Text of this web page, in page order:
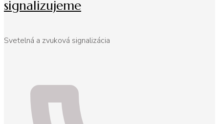
signalizujeme
Svetelná a zvuková signalizácia